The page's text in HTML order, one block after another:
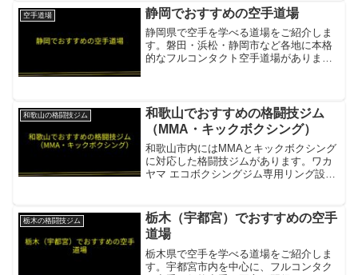
創道塾総合格闘技・キックボクシング・
グラップリング・レス...
空手道場 静岡でおすすめの空手道場
静岡県で空手を学べる道場をご紹介しま
す。磐田・浜松・静岡市など各地に本格
的なフルコンタクト空手道場がありま
幅広い年代が在籍...
和歌山の格闘技ジム
和歌山でおすすめの格闘技ジム
（MMA・キックボクシング）
和歌山市内にはMMAとキックボクシング
に対応した格闘技ジムがあります。ワカ
ヤマ エコボクシングジム専用リング設置
日・土日 各種クラス実施（詳細は公式サ
イトで確認）料金...
栃木の格闘技ジム
栃木（宇都宮）でおすすめの空手
道場
栃木県で空手を学べる道場をご紹介しま
す。宇都宮市内を中心に、フルコンタク